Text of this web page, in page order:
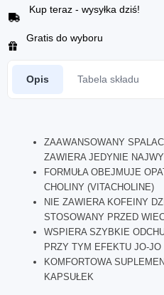
Kup teraz - wysyłka dziś!
Gratis do wyboru
Opis Tabela składu
ZAAWANSOWANY
ZAWIERA JEDYNIE
FORMUŁA OBEJMUJE
CHOLINY (VITACHOLINE)
NIE ZAWIERA KOFEINY
STOSOWANY PRZED
WSPIERA SZYBKIE
PRZY TYM EFEKTU JO-JO
KOMFORTOWA
KAPSUŁEK